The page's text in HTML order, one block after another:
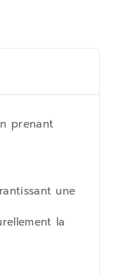
prenant
une
la